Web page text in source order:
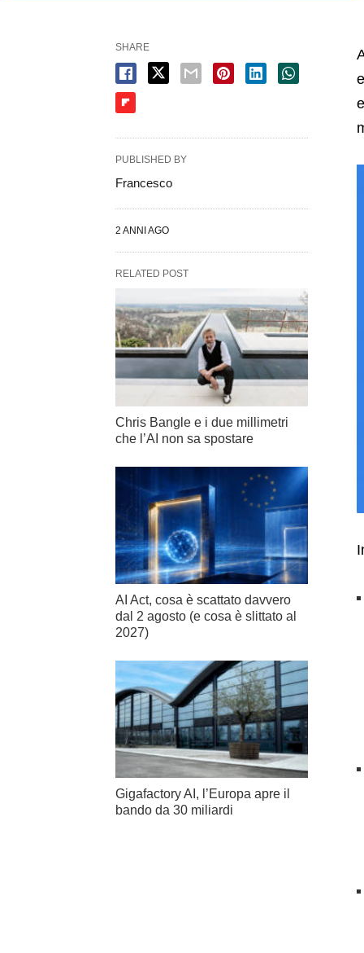
SHARE
PUBLISHED BY
Francesco
2 ANNI AGO
RELATED POST
Chris Bangle e i due millimetri
che l’AI non sa spostare
AI Act, cosa è scattato davvero
dal 2 agosto (e cosa è slittato al
2027)
Gigafactory AI, l’Europa apre il
bando da 30 miliardi